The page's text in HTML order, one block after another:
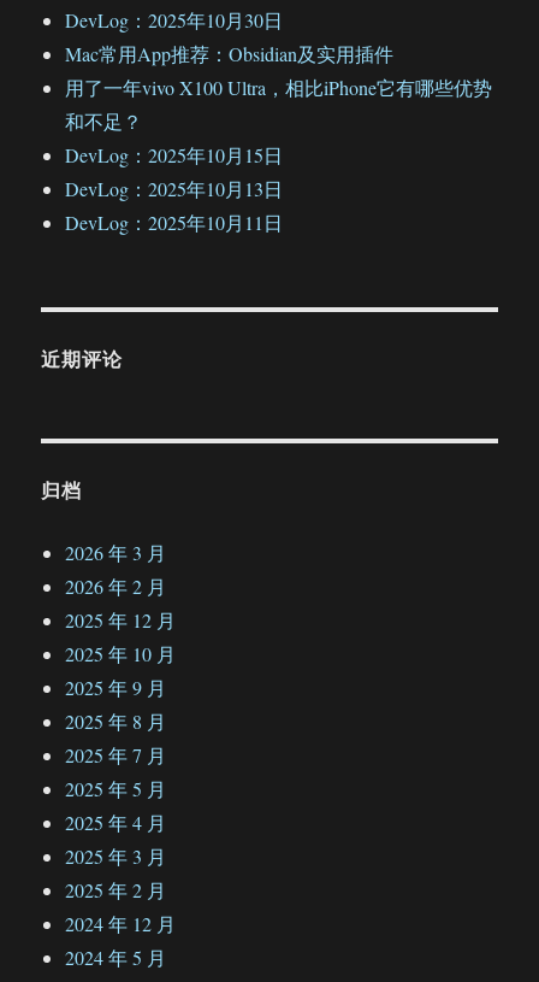
DevLog：2025年10月30日
Mac常用App推荐：Obsidian及实用插件
用了一年vivo X100 Ultra，相比iPhone它有哪些优势
和不足？
DevLog：2025年10月15日
DevLog：2025年10月13日
DevLog：2025年10月11日
近期评论
归档
2026 年 3 月
2026 年 2 月
2025 年 12 月
2025 年 10 月
2025 年 9 月
2025 年 8 月
2025 年 7 月
2025 年 5 月
2025 年 4 月
2025 年 3 月
2025 年 2 月
2024 年 12 月
2024 年 5 月